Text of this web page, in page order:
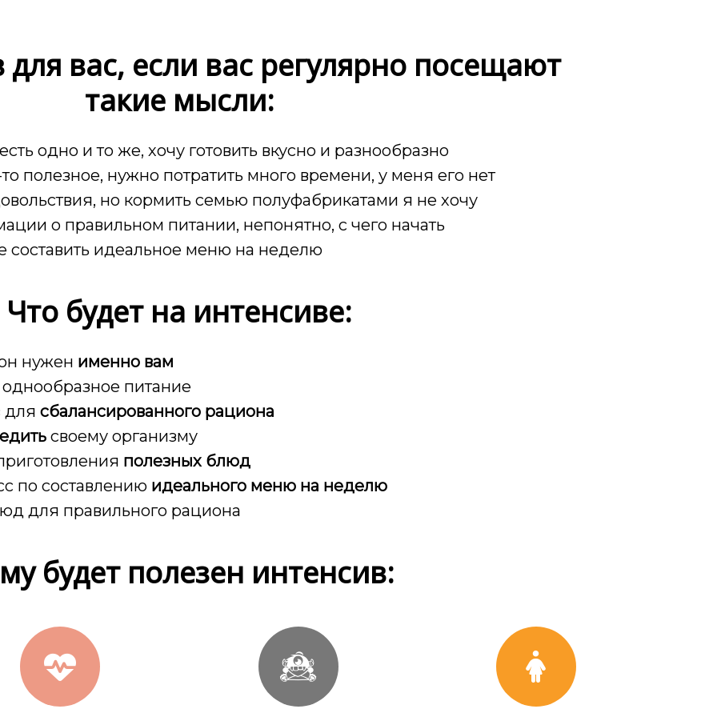
для вас, если вас регулярно посещают
такие мысли:
одно и то же, хочу готовить вкусно и разнообразно
полезное, нужно потратить много времени, у меня его нет
но кормить семью полуфабрикатами я не хочу
о правильном питании, непонятно, с чего начать
составить идеальное меню на неделю
Что будет на интенсиве:
нужен именно вам
питание
для сбалансированного рациона
своему организму
полезных блюд
по составлению идеального меню на неделю
для правильного рациона
будет полезен интенсив: